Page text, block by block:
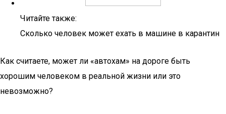
Читайте также:
Сколько человек может ехать в машине в карантин
Как считаете, может ли «автохам­» на дороге быть
хорошим человеком в реальной жизни или это
невозможно?